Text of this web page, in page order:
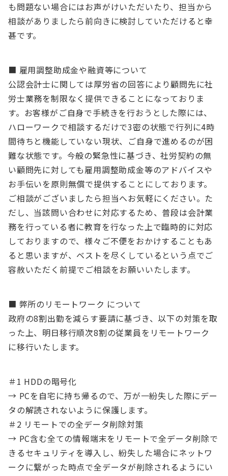
も問題ない場合にはお声がけいただいたり、担当から
相談がありましたら前向きに検討していただけると幸
甚です。
■ 雇用調整助成金や融資等について
公認会計士に関しては厚労省の回答により顧問先に社
労士業務を制限なく提供できることになっておりま
す。お客様がご自身で手続きを行おうとした際には、
ハローワークで相談するだけで3密の状態で行列に4時
間待ちと機能していない現状、ご自身で進めるのが困
難な状態です。今般の緊急性に基づき、社労契約の無
い顧問先に対しても雇用調整助成金等のアドバイスや
お手伝いを原則無償で提供することにしております。
ご相談がございましたら担当へお気軽にください。た
だし、当該問い合わせに対応するため、普段は会計業
務を行っている者に教育を行なった上で臨時的に対応
しておりますので、様々ご不便をおかけすることもあ
ると思いますが、ベストを尽くしているという点でご
容赦いただく前提でご相談をお願いいたします。
■ 弊所のリモートワーク について
政府の8割出勤を減らす要請に基づき、以下の対策を取
った上、明日移行順次8割の従業員をリモートワーク
に移行いたします。
＃1 HDDの暗号化
→ PCを自宅に持ち帰るので、万が一紛失した際にデー
タの解読されないように保護します。
＃2 リモートでの全データ削除対策
→ PC含む全ての情報端末をリモートで全データ削除で
きるセキュリティを導入し、紛失した場合にネットワ
ークに繋がった時点で全データが削除されるようにい